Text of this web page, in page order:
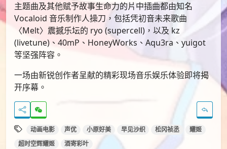
主题曲及其他赋予故事生命力的片中插曲都由知名
Vocaloid 音乐制作人操刀，包括凭初音未来歌曲
〈Melt〉震撼乐坛的 ryo (supercell)，以及 kz
(livetune)、40mP、HoneyWorks、Aqu3ra、yuigot
等坚强阵容。
一场由新锐创作者呈献的精彩现场音乐娱乐体验即将揭
开序幕。
动画电影 声优 小原好美 早见沙织 松冈祯丞
耀姬
超时空辉耀姬
酒寄彩叶